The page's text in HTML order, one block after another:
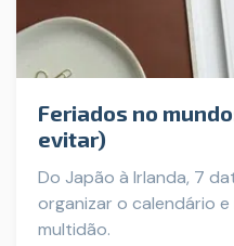
Feriados no
evitar)
Do Japão à Irlanda, 7
organizar o calendário
multidão.